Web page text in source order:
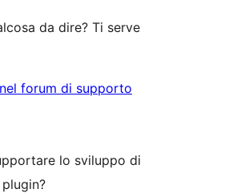
da dire? Ti serve
forum di supporto
lo sviluppo di